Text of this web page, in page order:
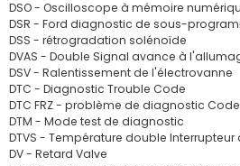
DSO - Oscilloscope à mémoire
DSR - Ford diagnostic de sous-
DSS - rétrogradation solénoïde
DVAS - Double Signal avance à
DSV - Ralentissement de l'électrovanne
DTC - Diagnostic Trouble Code
DTC FRZ - problème de diagnostic
DTM - Mode test de diagnostic
DTVS - Température double Interrupteur
DV - Retard Valve